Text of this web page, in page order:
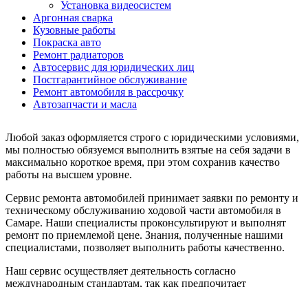
Установка видеосистем
Аргонная сварка
Кузовные работы
Покраска авто
Ремонт радиаторов
Автосервис для юридических лиц
Постгарантийное обслуживание
Ремонт автомобиля в рассрочку
Автозапчасти и масла
Любой заказ оформляется строго с юридическими условиями,
мы полностью обязуемся выполнить взятые на себя задачи в
максимально короткое время, при этом сохранив качество
работы на высшем уровне.
Сервис ремонта автомобилей принимает заявки по ремонту и
техническому обслуживанию ходовой части автомобиля в
Самаре. Наши специалисты проконсультируют и выполнят
ремонт по приемлемой цене. Знания, полученные нашими
специалистами, позволяет выполнить работы качественно.
Наш сервис осуществляет деятельность согласно
международным стандартам, так как предпочитает